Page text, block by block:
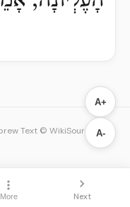
A+
A-
More Next
Text © WikiSource